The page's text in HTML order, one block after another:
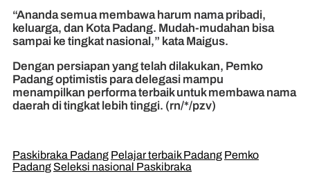
“Ananda semua membawa harum nama pribadi,
keluarga, dan Kota Padang. Mudah-mudahan bisa
sampai ke tingkat nasional,” kata Maigus.
Dengan persiapan yang telah dilakukan, Pemko
Padang optimistis para delegasi mampu
menampilkan performa terbaik untuk membawa nama
daerah di tingkat lebih tinggi. (rn/*/pzv)
Paskibraka Padang Pelajar terbaik Padang Pemko
Padang Seleksi nasional Paskibraka